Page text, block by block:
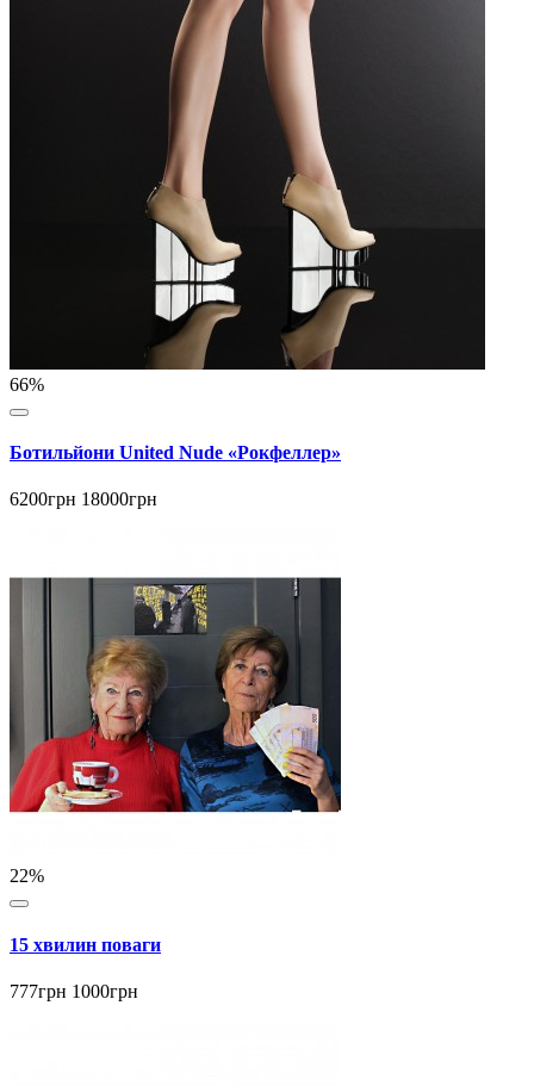
66%
Ботильйони United Nude «Рокфеллер»
6200грн 18000грн
22%
15 хвилин поваги
777грн 1000грн